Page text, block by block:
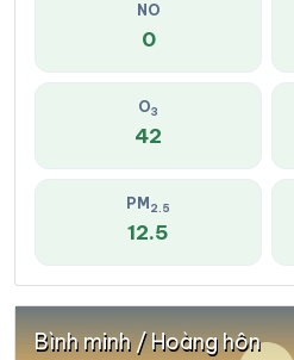
NO
0
O3
42
PM 2.5
12.5
Bình minh / Hoàng hôn